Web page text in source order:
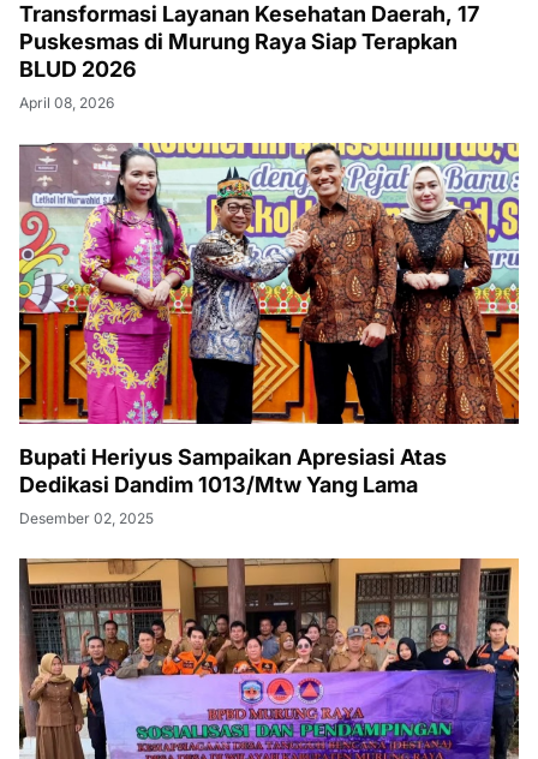
Transformasi Layanan Kesehatan Daerah, 17
Puskesmas di Murung Raya Siap Terapkan
BLUD 2026
April 08, 2026
Bupati Heriyus Sampaikan Apresiasi Atas
Dedikasi Dandim 1013/Mtw Yang Lama
Desember 02, 2025